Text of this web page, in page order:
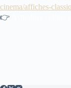
cinema/affiches-
👉